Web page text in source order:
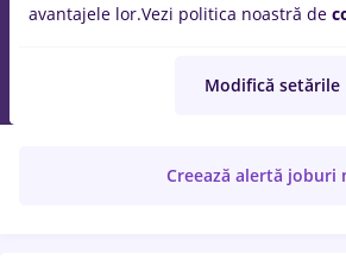
GOSPODĂRIRE
Creează alertă joburi
avantajele lor.Vezi politica noastră de
Modifică setările